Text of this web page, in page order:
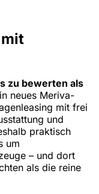
zu bewerten als
neues Meriva-
mit frei
und
praktisch
um
– und dort
als die reine